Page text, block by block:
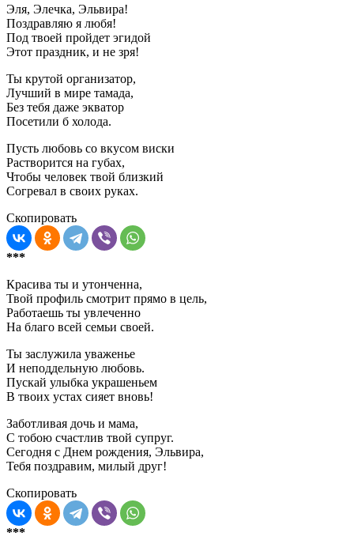
Эля, Элечка, Эльвира!
Поздравляю я любя!
Под твоей пройдет эгидой
Этот праздник, и не зря!
Ты крутой организатор,
Лучший в мире тамада,
Без тебя даже экватор
Посетили б холода.
Пусть любовь со вкусом виски
Растворится на губах,
Чтобы человек твой близкий
Согревал в своих руках.
Скопировать
***
Красива ты и утонченна,
Твой профиль смотрит прямо в цель,
Работаешь ты увлеченно
На благо всей семьи своей.
Ты заслужила уваженье
И неподдельную любовь.
Пускай улыбка украшеньем
В твоих устах сияет вновь!
Заботливая дочь и мама,
С тобою счастлив твой супруг.
Сегодня с Днем рождения, Эльвира,
Тебя поздравим, милый друг!
Скопировать
***